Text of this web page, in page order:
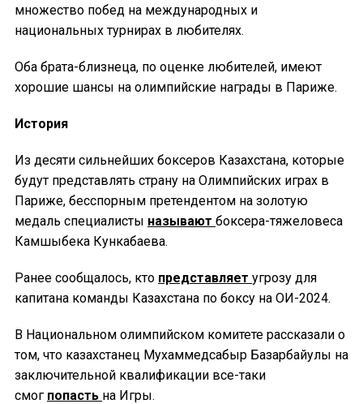
множество побед на международных и
национальных турнирах в любителях.
Оба брата-близнеца, по оценке любителей, имеют
хорошие шансы на олимпийские награды в Париже.
История
Из десяти сильнейших боксеров Казахстана, которые
будут представлять страну на Олимпийских играх в
Париже, бесспорным претендентом на золотую
медаль специалисты называют боксера-тяжеловеса
Камшыбека Кункабаева.
Ранее сообщалось, кто представляет угрозу для
капитана команды Казахстана по боксу на ОИ-2024.
В Национальном олимпийском комитете рассказали о
том, что казахстанец Мухаммедсабыр Базарбайулы на
заключительной квалификации все-таки
смог попасть на Игры.